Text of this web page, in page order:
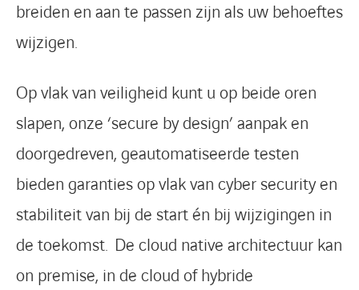
breiden en aan te passen zijn als uw behoeftes
wijzigen.
Op vlak van veiligheid kunt u op beide oren
slapen, onze ‘secure by design’ aanpak en
doorgedreven, geautomatiseerde testen
bieden garanties op vlak van cyber security en
stabiliteit van bij de start én bij wijzigingen in
de toekomst. De cloud native architectuur kan
on premise, in de cloud of hybride